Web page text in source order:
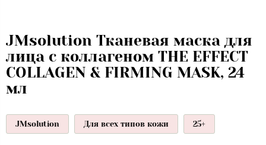
JMsolution Тканевая маска для
лица с коллагеном THE EFFECT
COLLAGEN & FIRMING MASK, 24
мл
JMsolution Для всех типов кожи 25+